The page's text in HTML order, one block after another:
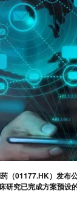
（01177.HK）发布
究已完成方案预设